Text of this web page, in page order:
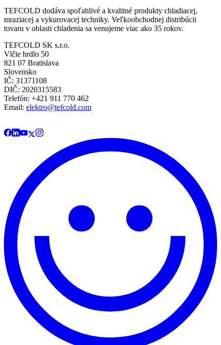
TEFCOLD dodáva spoľahlivé a kvalitné produkty chladiacej,
mraziacej a vykurovacej techniky. Veľkoobchodnej distribúcii
tovaru v oblasti chladenia sa venujeme viac ako 35 rokov.
TEFCOLD SK s.r.o.
Vlčie hrdlo 50
821 07 Bratislava
Slovensko
IČ: 31371108
DIČ: 2020315583
Telefón: +421 911 770 462
Email: elektro@tefcold.com